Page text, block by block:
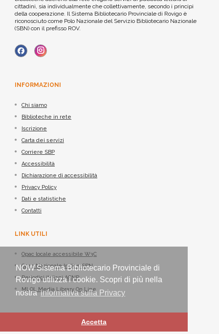
NOW Sistema Bibliotecario Provinciale di
Rovigo utilizza i cookie. Scopri di più nella
nostrainformativa sulla Privacy
Accetta
cittadini, sia individualmente che collettivamente, secondo i principi
della cooperazione. Il Sistema Bibliotecario Provinciale di Rovigo è
riconosciuto come Polo Nazionale del Servizio Bibliotecario Nazionale
(SBN) con il prefisso ROV.
INFORMAZIONI
Chi siamo
Biblioteche in rete
Iscrizione
Carta dei servizi
Corriere SBP
Accessibilità
Dichiarazione di accessibilità
Privacy Policy
Dati e statistiche
Contatti
LINK UTILI
Opac locale accessibile W3C
Opac Nazionale Indice SBN
Periodici italiani ACNP
MLOL Media Library On Line